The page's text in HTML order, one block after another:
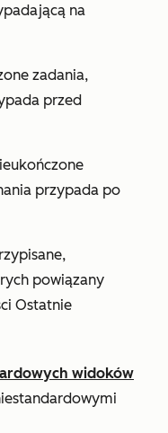
na
zadania,
przed
przypada po
powiązany
Ostatnie
widoków